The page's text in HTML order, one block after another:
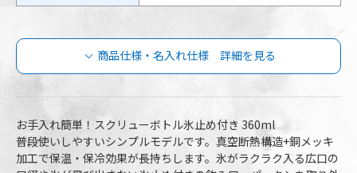
商品仕様・名入れ仕様 詳細を見る
スクリューボトル氷止め付き 360mlの商
品仕様
品番 SS-350-GY
SS-350-BK
お手入れ簡単！スクリューボトル氷止め付き 360ml
普段使いしやすいシンプルモデルです。真空断熱構造+銅メッキ
加工で保温・保冷効果が長持ちします。氷がラクラク入る広口の